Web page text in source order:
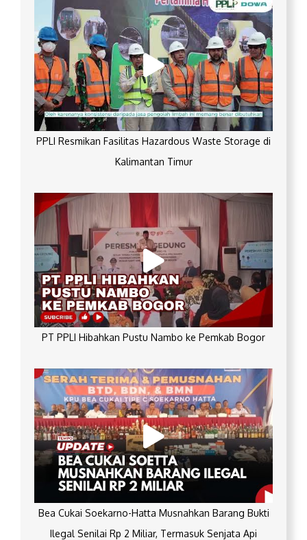
PPLI Resmikan Fasilitas Hazardous Waste Storage di
Kalimantan Timur
PT PPLI Hibahkan Pustu Nambo ke Pemkab Bogor
Bea Cukai Soekarno-Hatta Musnahkan Barang Bukti
Ilegal Senilai Rp 2 Miliar, Termasuk Senjata Api